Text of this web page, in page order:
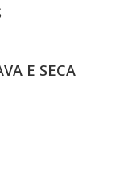
E SECA